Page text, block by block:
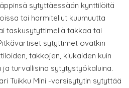
sytyttäessään kynttilöitä
tai harmitellut kuumuutta
taskusytyttimellä takkaa tai
sytyttimet ovatkin
takkojen, kiukaiden kuin
turvallisina sytytystyökaluina.
Tuikku Mini -varsisytytin sytyttää